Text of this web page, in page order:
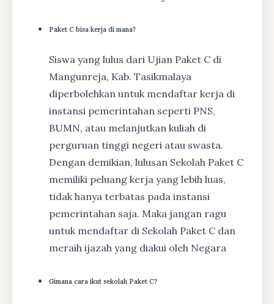
Paket C bisa kerja di mana?
Siswa yang lulus dari Ujian Paket C di
Mangunreja, Kab. Tasikmalaya
diperbolehkan untuk mendaftar kerja di
instansi pemerintahan seperti PNS,
BUMN, atau melanjutkan kuliah di
perguruan tinggi negeri atau swasta.
Dengan demikian, lulusan Sekolah Paket C
memiliki peluang kerja yang lebih luas,
tidak hanya terbatas pada instansi
pemerintahan saja. Maka jangan ragu
untuk mendaftar di Sekolah Paket C dan
meraih ijazah yang diakui oleh Negara
Gimana cara ikut sekolah Paket C?